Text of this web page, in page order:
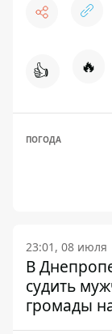
👍 🔥
ПОГОДА
23:01, 08 июля
В
судить
громады